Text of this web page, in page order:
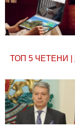
ТОП 5 ЧЕТЕНИ